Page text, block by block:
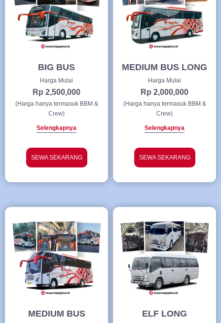
BIG BUS
Harga Mulai
Rp 2,500,000
(Harga hanya termasuk BBM &
Crew)
Selengkapnya
SEWA SEKARANG
MEDIUM BUS LONG
Harga Mulai
Rp 2,000,000
(Harga hanya termasuk BBM &
Crew)
Selengkapnya
SEWA SEKARANG
MEDIUM BUS ELF LONG